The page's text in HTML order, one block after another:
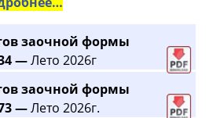
заочной формы
34 —Лето 2026г
заочной формы
73 —Лето 2026г.